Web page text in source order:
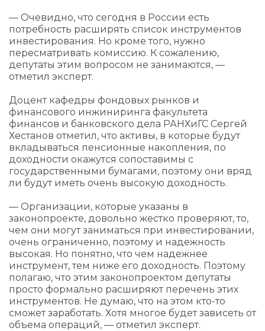
— Очевидно, что сегодня в России есть
потребность расширять список инструментов
инвестирования. Но кроме того, нужно
пересматривать комиссию. К сожалению,
депутаты этим вопросом не занимаются, —
отметил эксперт.
Доцент кафедры фондовых рынков и
финансового инжиниринга факультета
финансов и банковского дела РАНХиГС Сергей
Хестанов отметил, что активы, в которые будут
вкладываться пенсионные накопления, по
доходности окажутся сопоставимы с
государственными бумагами, поэтому они вряд
ли будут иметь очень высокую доходность.
— Организации, которые указаны в
законопроекте, довольно жестко проверяют, то,
чем они могут заниматься при инвестировании,
очень ограниченно, поэтому и надежность
высокая. Но понятно, что чем надежнее
инструмент, тем ниже его доходность. Поэтому
полагаю, что этим законопроектом депутаты
просто формально расширяют перечень этих
инструментов. Не думаю, что на этом кто-то
сможет заработать. Хотя многое будет зависеть от
объема операций, — отметил эксперт.